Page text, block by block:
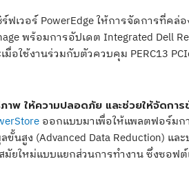
ฟเวอร์ PowerEdge ให้การจัดการที่ค
พร้อมการอัปเดต Integrated Dell
อใช้งานร่วมกับตัวควบคุม PERC13
าพ ให้ความปลอดภัย และช่วยให้จัดกา
ออกแบบมาเพื่อให้แพลตฟอร์มก
นสูง (Advanced Data Reduction) แ
ยใหม่แบบแยกส่วนการทำงาน ซึ่งซอฟ